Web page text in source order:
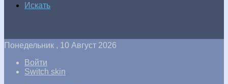
Искать
Понедельник , 10 Август 2026
Войти
Switch skin